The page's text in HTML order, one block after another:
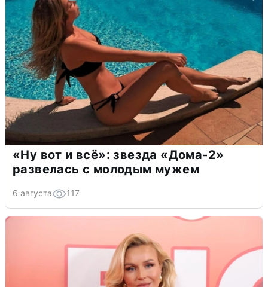
«Ну вот и всё»: звезда «Дома-2»
развелась с молодым мужем
6 августа 117